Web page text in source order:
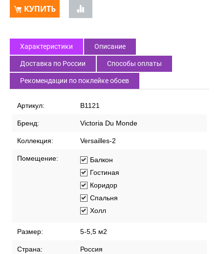
КУПИТЬ
Характеристики Описание
Доставка по России Способы оплаты
Рекомендации по поклейке обоев
Артикул: В1121
Бренд: Victoria Du Monde
Коллекция: Versailles-2
Помещение:
Балкон
Гостиная
Коридор
Спальня
Холл
Размер: 5-5,5 м2
Страна: Россия